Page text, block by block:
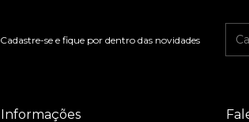
Cadastre-se e fique por dentro das novidades
Informações